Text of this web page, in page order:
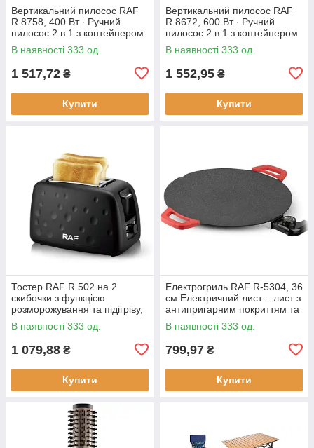
Вертикальний пилосос RAF
R.8758, 400 Вт ∙ Ручний
пилосос 2 в 1 з контейнером
В наявності 333 од.
1 517,72 ₴
Купити
Вертикальний пилосос RAF
R.8672, 600 Вт ∙ Ручний
пилосос 2 в 1 з контейнером
В наявності 333 од.
1 552,95 ₴
Купити
Тостер RAF R.502 на 2
скибочки з функцією
розморожування та підігріву,
930 Вт
В наявності 333 од.
1 079,88 ₴
Купити
Електрогриль RAF R-5304, 36
см Електричний лист – лист з
антипригарним покриттям та
регулюванням температури
смаження, 1800 Вт
В наявності 333 од.
799,97 ₴
Купити